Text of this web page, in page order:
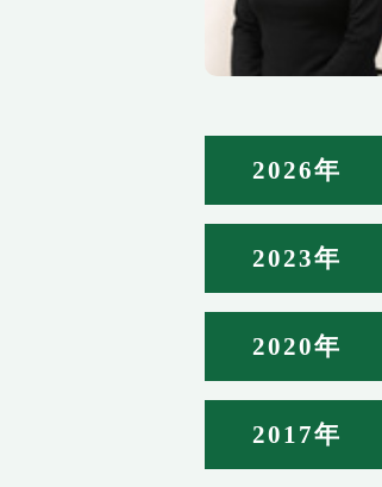
2026年
2023年
2020年
2017年